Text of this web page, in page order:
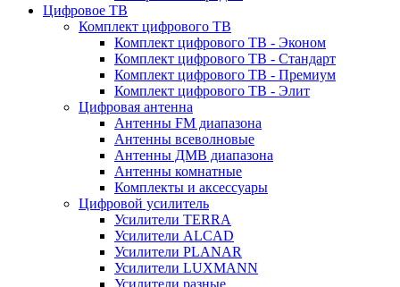
Цифровое ТВ
Комплект цифрового ТВ
Комплект цифрового ТВ - Эконом
Комплект цифрового ТВ - Стандарт
Комплект цифрового ТВ - Премиум
Комплект цифрового ТВ - Элит
Цифровая антенна
Антенны FM диапазона
Антенны всеволновые
Антенны ДМВ диапазона
Антенны комнатные
Комплекты и аксессуары
Цифровой усилитель
Усилители TERRA
Усилители ALCAD
Усилители PLANAR
Усилители LUXMANN
Усилители разные